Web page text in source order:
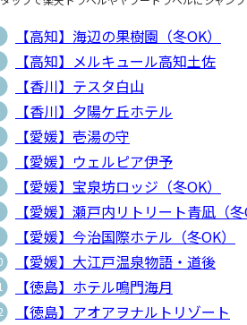
【高知】海辺の果樹園（冬OK）
【高知】メルキュール高知土佐
【香川】テスタ白山
【香川】夕陽ケ丘ホテル
【愛媛】壱湯の守
【愛媛】ウェルピア伊予
【愛媛】宝泉坊ロッジ（冬OK）
【愛媛】瀬戸内リトリート青凪（
【愛媛】今治国際ホテル（冬OK）
【愛媛】大江戸温泉物語・道後
【徳島】ホテル鳴門海月
【徳島】アオアヲナルトリゾート